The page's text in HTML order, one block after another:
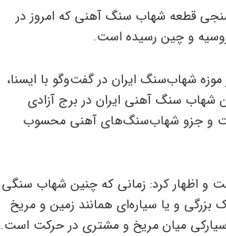
قطعه شهاب سنگ آهنی که امروز در
شهاب‌سنگ ایران در گفت‌وگو با ایسنا،
شهاب سنگ آهنی ایران در برج آزادی
شهاب سنگ ۱۰۰ کیلوگرم است و جزو شهاب‌سنگ‌های آهنی محسوب
اظهار کرد: زمانی که چنین شهاب سنگی
و یا سیاره‌ای همانند زمین و مریخ
میان مریخ و مشتری در حرکت است.